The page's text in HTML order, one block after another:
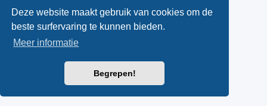
Deze website maakt gebruik van cookies om de
beste surfervaring te kunnen bieden.
Meer informatie
Begrepen!